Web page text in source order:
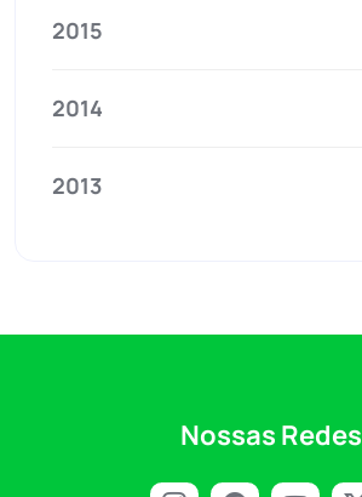
2015
2014
2013
Nossas Redes